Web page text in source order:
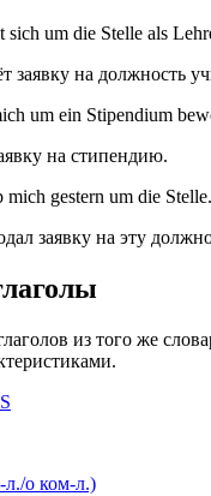
sich um die Stelle als
заявку на должность
um ein Stipendium
на стипендию.
mich gestern um die Stelle.
заявку на эту
из того же
л./о ком-л.)